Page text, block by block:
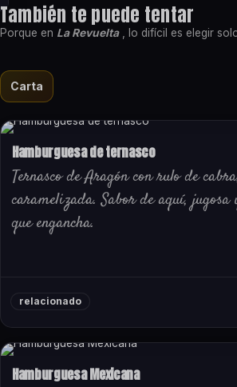
También te puede tentar
Porque en La Revuelta, lo difícil es elegir
Carta
Hamburguesa de ternasco
Ternasco de Aragón con rulo de
caramelizada. Sabor de aquí, jugosa
que engancha.
relacionado
Hamburguesa Mexicana